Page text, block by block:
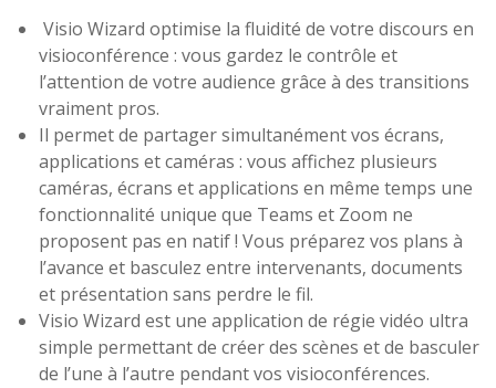
Visio Wizard optimise la fluidité de votre discours en
visioconférence : vous gardez le contrôle et
l’attention de votre audience grâce à des transitions
vraiment pros.
Il permet de partager simultanément vos écrans,
applications et caméras : vous affichez plusieurs
caméras, écrans et applications en même temps une
fonctionnalité unique que Teams et Zoom ne
proposent pas en natif ! Vous préparez vos plans à
l’avance et basculez entre intervenants, documents
et présentation sans perdre le fil.
Visio Wizard est une application de régie vidéo ultra
simple permettant de créer des scènes et de basculer
de l’une à l’autre pendant vos visioconférences.